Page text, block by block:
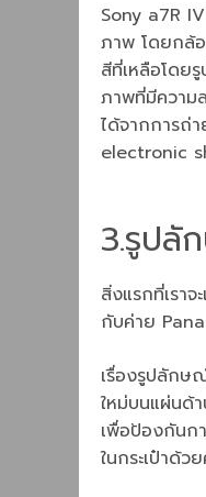
Sony a7R
ภาพ โดยกล้อ
สีที่เหลือโดย
ภาพที่มีความ
ได้จากการถ่
electronic
3.รูปลั
สิ่งแรกที่เรา
กับค่าย
เรื่องรูปลักษ
ใหม่บนแผ่นด้
เพื่อป้องกันก
ในกระเป๋าด้